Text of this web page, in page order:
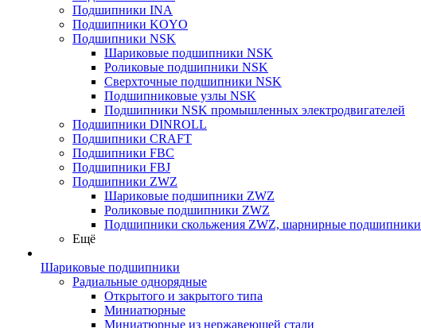
Подшипники INA
Подшипники KOYO
Подшипники NSK
Шариковые подшипники NSK
Роликовые подшипники NSK
Сверхточные подшипники NSK
Подшипниковые узлы NSK
Подшипники NSK промышленных электродвигателей
Подшипники DINROLL
Подшипники CRAFT
Подшипники FBC
Подшипники FBJ
Подшипники ZWZ
Шариковые подшипники ZWZ
Роликовые подшипники ZWZ
Подшипники скольжения ZWZ, шарнирные подшипники
Ещё
Шариковые подшипники
Радиальные однорядные
Открытого и закрытого типа
Миниатюрные
Миниатюрные из нержавеющей стали